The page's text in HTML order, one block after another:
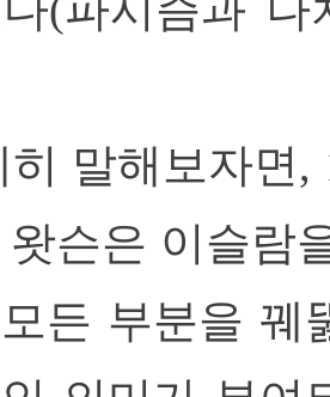
말해보자면,
슨은 이슬람
든 부분을 꿰